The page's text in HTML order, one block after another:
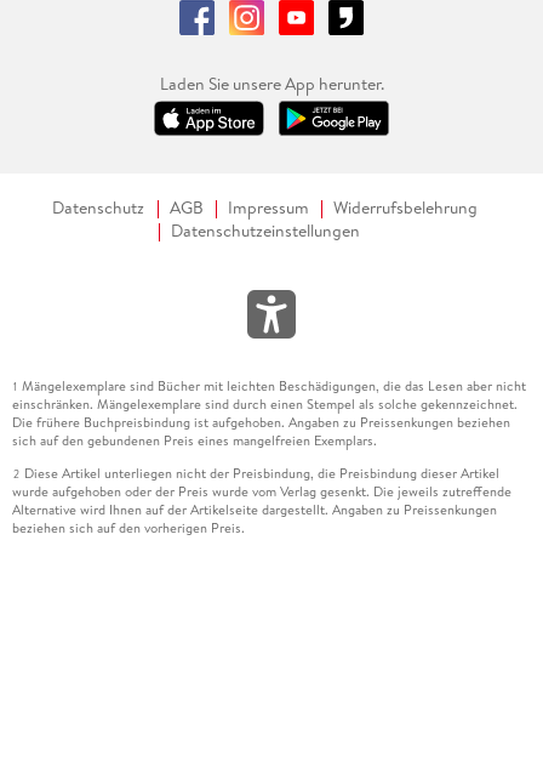
Laden Sie unsere App herunter.
Datenschutz AGB Impressum
Widerrufsbelehrung
Datenschutzeinstellungen
1 Mängelexemplare sind Bücher mit leichten Beschädigungen, die das Lesen aber nicht
einschränken. Mängelexemplare sind durch einen Stempel als solche gekennzeichnet.
Die frühere Buchpreisbindung ist aufgehoben. Angaben zu Preissenkungen beziehen
sich auf den gebundenen Preis eines mangelfreien Exemplars.
2 Diese Artikel unterliegen nicht der Preisbindung, die Preisbindung dieser Artikel
wurde aufgehoben oder der Preis wurde vom Verlag gesenkt. Die jeweils zutreffende
Alternative wird Ihnen auf der Artikelseite dargestellt. Angaben zu Preissenkungen
beziehen sich auf den vorherigen Preis.